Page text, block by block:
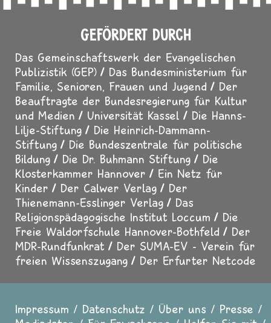
GEFÖRDERT DURCH
Das Gemeinschaftswerk der Evangelischen
Publizistik (GEP)
Das Bundesministerium für
Familie, Senioren, Frauen und Jugend
Der
Beauftragte der Bundesregierung für Kultur
und Medien
Universität Kassel
Die Hanns-
Lilje-Stiftung
Die Heinrich-Dammann-
Stiftung
Die Bundeszentrale für politische
Bildung
Die Dr. Buhmann Stiftung
Die
Klosterkammer Hannover
Ein Netz für
Kinder
Der Calwer Verlag
Der
Thienemann-Esslinger Verlag
Das
Religionspädagogische Institut Loccum
Die
Freie Waldorfschule Hannover-Bothfeld
Der
MDR-Rundfunkrat
Der SUMA-EV - Verein für
freien Wissenszugang
Der Erfurter Netcode
Impressum Datenschutz Über uns
Presse